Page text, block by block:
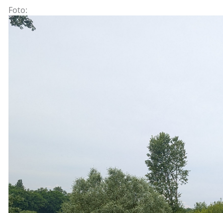
Foto: